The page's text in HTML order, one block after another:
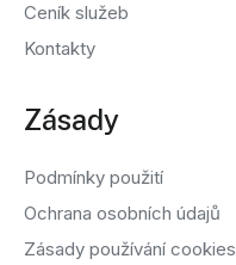
Ceník služeb
Kontakty
Zásady
Podmínky použití
Ochrana osobních údajů
Zásady používání cookies